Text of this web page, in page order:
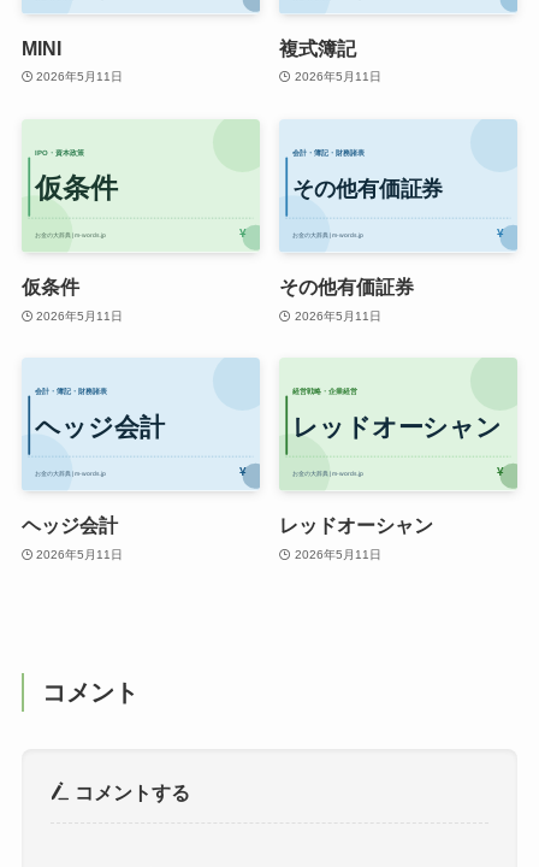
MINI
2026年5月11日
複式簿記
2026年5月11日
仮条件
2026年5月11日
その他有価証券
2026年5月11日
ヘッジ会計
2026年5月11日
レッドオーシャン
2026年5月11日
コメント
コメントする